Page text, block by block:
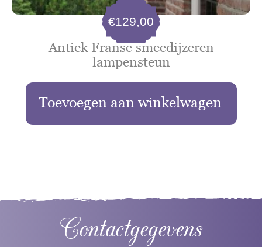
Antiek Franse smeedijzeren
lampensteun
€129,00
Toevoegen aan winkelwagen
Contactgegevens